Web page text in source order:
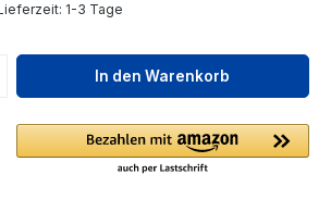
1-3 Tage
Gib den
In den Warenkorb